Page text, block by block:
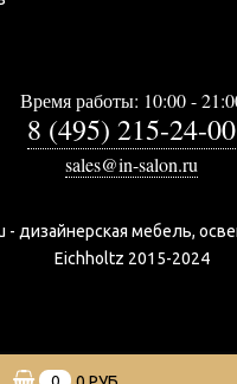
Время работы: 10:00 -
8 (495) 215-24-00
sales@in-salon.ru
- дизайнерская мебель,
Eichholtz 2015-2024
0